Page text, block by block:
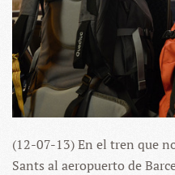
(12-07-13) En el tren que
Sants al aeropuerto de